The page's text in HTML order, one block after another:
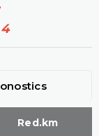
Red.km